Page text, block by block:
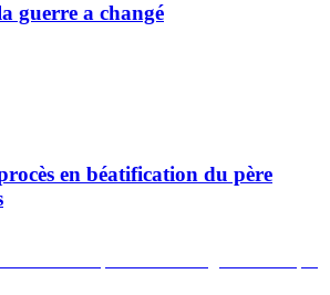
guerre a changé
en béatification du père